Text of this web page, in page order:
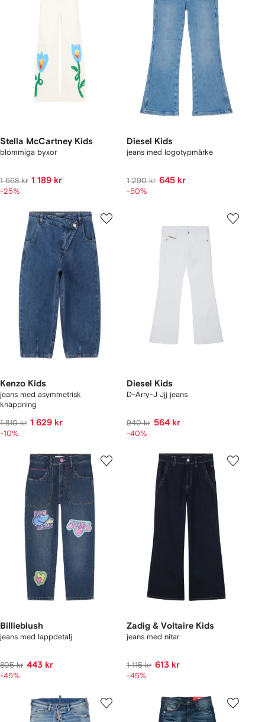
Stella McCartney Kids
blommiga byxor
1 668 kr 1 189 kr
-25%
Diesel Kids
jeans med logotypmärke
1 290 kr 645 kr
-50%
Kenzo Kids
jeans med asymmetrisk
knäppning
1 810 kr 1 629 kr
-10%
Diesel Kids
D-Arry-J Jjj jeans
940 kr 564 kr
-40%
Billieblush
jeans med lappdetalj
805 kr 443 kr
-45%
Zadig & Voltaire Kids
jeans med nitar
1 115 kr 613 kr
-45%